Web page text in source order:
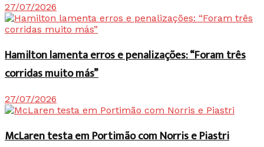
27/07/2026
Hamilton lamenta erros e penalizações: “Foram três
corridas muito más”
27/07/2026
McLaren testa em Portimão com Norris e Piastri